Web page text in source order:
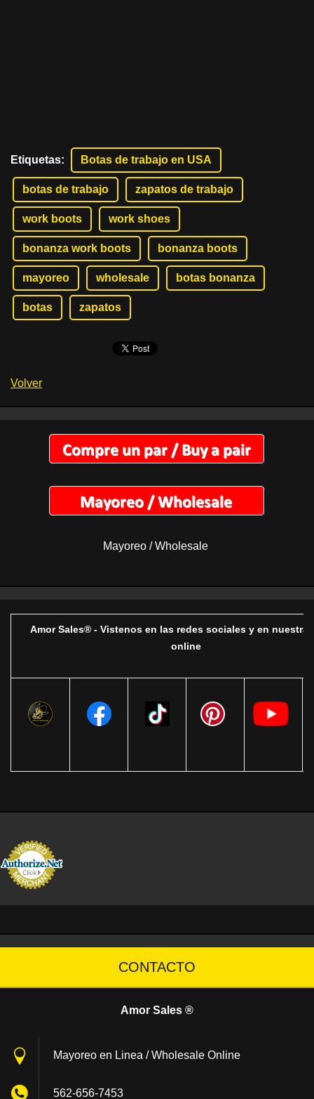
Etiquetas: Botas de trabajo en USA
botas de trabajo zapatos de trabajo
work boots work shoes
bonanza work boots bonanza boots
mayoreo wholesale botas bonanza
botas zapatos
Volver
Mayoreo / Wholesale
Amor Sales® - Vistenos en las redes sociales y en nuestra
online
CONTACTO
Amor Sales ®
Mayoreo en Linea / Wholesale Online
562-656-7453